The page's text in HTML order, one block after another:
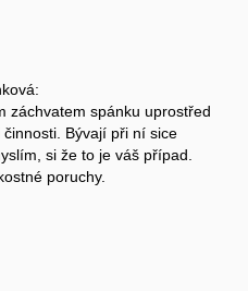
záchvatem spánku uprostřed
činnosti. Bývají při ní sice
si že to je váš případ.
poruchy.